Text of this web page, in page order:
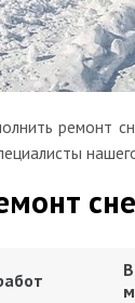
ремонт